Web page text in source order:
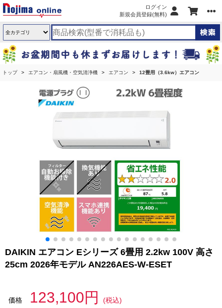
ログイン
新規会員登録(無料)
トップ エアコン・扇風機・空気清浄機 エアコン 12畳用（3.6kw）エアコン
DAIKIN エアコン Eシリーズ 6畳用 2.2kw 100V 高さ
25cm 2026年モデル AN226AES-W-ESET
価格 123,100円
(税込)